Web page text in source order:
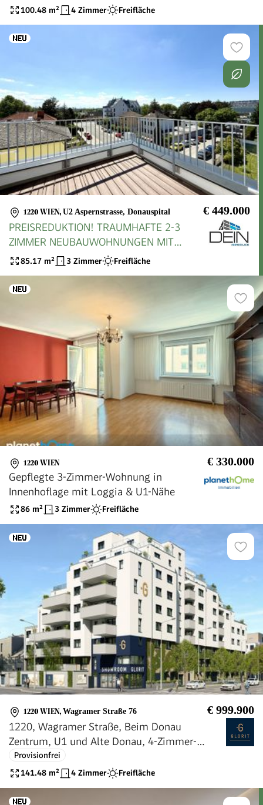
100.48 m² 4 Zimmer Freifläche
1220 WIEN, U2 Aspernstrasse, Donauspital € 449.000
PREISREDUKTION! TRAUMHAFTE 2-3
ZIMMER NEUBAUWOHNUNGEN MIT
FREIFLÄCHEN NÄHE U2
85.17 m² 3 Zimmer Freifläche
1220 WIEN € 330.000
Gepflegte 3-Zimmer-Wohnung in
Innenhoflage mit Loggia & U1-Nähe
86 m² 3 Zimmer Freifläche
1220 WIEN, Wagramer Straße 76 € 999.900
1220, Wagramer Straße, Beim Donau
Zentrum, U1 und Alte Donau, 4-Zimmer-
Eigentumswohnung
Provisionfrei
141.48 m² 4 Zimmer Freifläche